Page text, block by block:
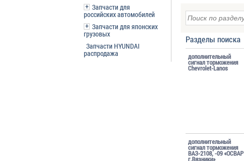
Запчасти для
российских автомобилей
Запчасти для японских
грузовых
Запчасти HYUNDAI
распродажа
Разделы поиска
дополнительный
сигнал торможения
Chevrolet-Lanos
дополнительный
сигнал торможения
ВАЗ-2108, -09 «ОСВАР
г.Вязники»